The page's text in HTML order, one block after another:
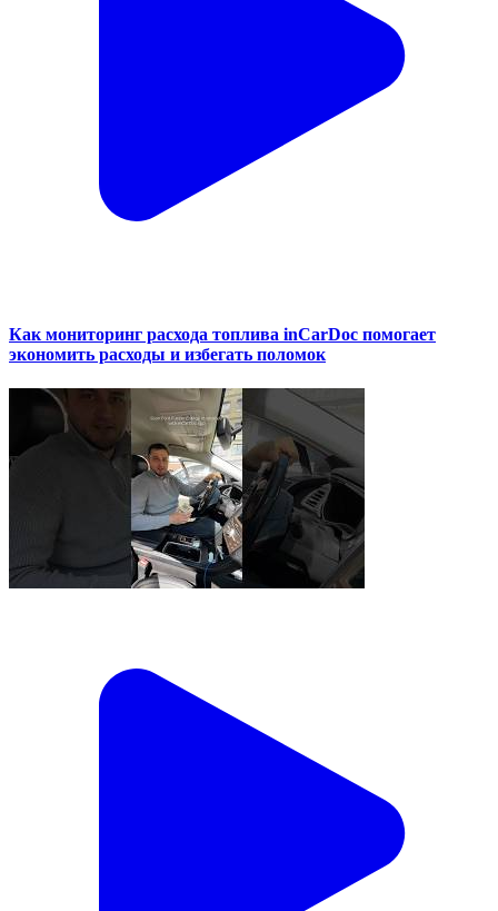
Как мониторинг расхода топлива inCarDoc помогает
экономить расходы и избегать поломок